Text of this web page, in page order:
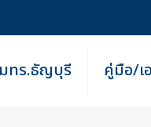
มทร.ธัญบุรี คู่มือ/เ